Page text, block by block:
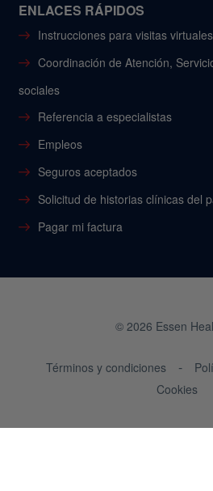
ENLACES RÁPIDOS
Instrucciones para visitas virtuales
Coordinación de Atención,
sociales
Referencia a especialistas
Empleos
Seguros aceptados
Solicitud de historias clínicas del
Pagar mi factura
© 2026 Essen
Términos y condiciones
Cookies